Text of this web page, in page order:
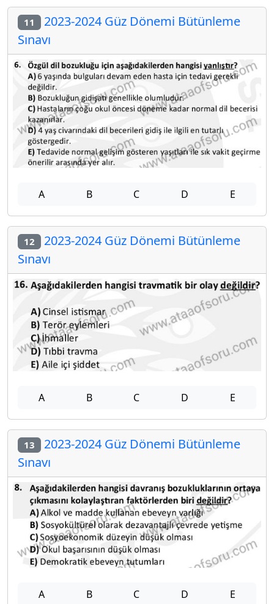
11 2023-2024 Güz Dönemi Bütünleme
Sınavı
A B C D E
12 2023-2024 Güz Dönemi Bütünleme
Sınavı
A B C D E
13 2023-2024 Güz Dönemi Bütünleme
Sınavı
A B C D E